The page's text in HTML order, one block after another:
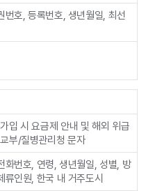
번호, 등록번호, 생년월일, 최선
입 시 요금제 안내 및 해외 위급
부/질병관리청 문자
화번호, 연령, 생년월일, 성별, 방
류인원, 한국 내 거주도시